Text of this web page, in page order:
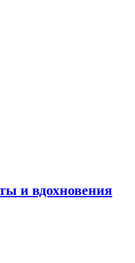
и вдохновения